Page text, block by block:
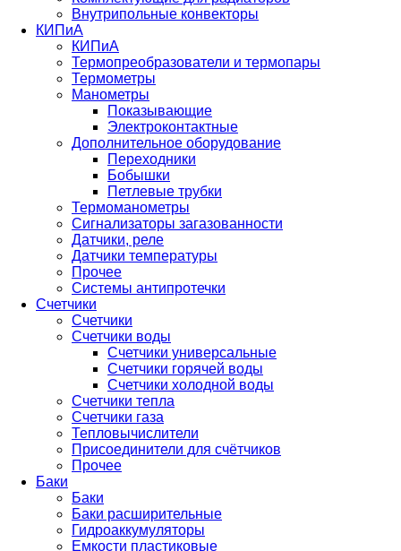
Внутрипольные конвекторы
КИПиА
КИПиА
Термопреобразователи и термопары
Термометры
Манометры
Показывающие
Электроконтактные
Дополнительное оборудование
Переходники
Бобышки
Петлевые трубки
Термоманометры
Сигнализаторы загазованности
Датчики, реле
Датчики температуры
Прочее
Системы антипротечки
Счетчики
Счетчики
Счетчики воды
Счетчики универсальные
Счетчики горячей воды
Счетчики холодной воды
Счетчики тепла
Счетчики газа
Тепловычислители
Присоединители для счётчиков
Прочее
Баки
Баки
Баки расширительные
Гидроаккумуляторы
Емкости пластиковые